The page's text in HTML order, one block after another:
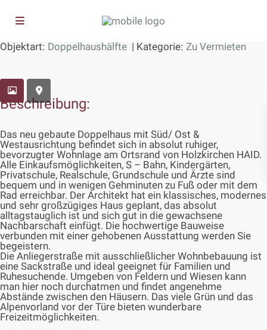
Objektart: Doppelhaushälfte | Kategorie: Zu Vermieten
Beschreibung:
Das neu gebaute Doppelhaus mit Süd/ Ost &
Westausrichtung befindet sich in absolut ruhiger,
bevorzugter Wohnlage am Ortsrand von Holzkirchen HAID.
Alle Einkaufsmöglichkeiten, S – Bahn, Kindergärten,
Privatschule, Realschule, Grundschule und Ärzte sind
bequem und in wenigen Gehminuten zu Fuß oder mit dem
Rad erreichbar. Der Architekt hat ein klassisches, modernes
und sehr großzügiges Haus geplant, das absolut
alltagstauglich ist und sich gut in die gewachsene
Nachbarschaft einfügt. Die hochwertige Bauweise
verbunden mit einer gehobenen Ausstattung werden Sie
begeistern.
Die Anliegerstraße mit ausschließlicher Wohnbebauung ist
eine Sackstraße und ideal geeignet für Familien und
Ruhesuchende. Umgeben von Feldern und Wiesen kann
man hier noch durchatmen und findet angenehme
Abstände zwischen den Häusern. Das viele Grün und das
Alpenvorland vor der Türe bieten wunderbare
Freizeitmöglichkeiten.